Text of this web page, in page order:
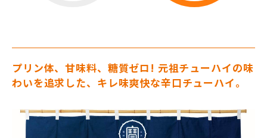
プリン体、甘味料、糖質ゼロ! 元祖チューハイの味
わいを追求した、キレ味爽快な辛口チューハイ。